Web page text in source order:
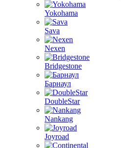
Yokohama
Sava
Nexen
Bridgestone
Барнаул
DoubleStar
Nankang
Joyroad